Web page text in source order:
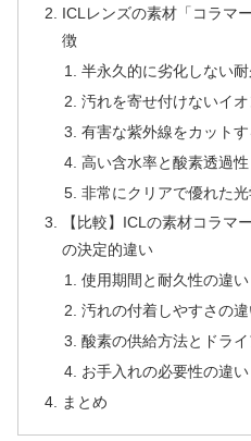
ICLレンズの素材「コラマ
徴
半永久的に劣化しない
汚れを寄せ付けないイ
有害な紫外線をカット
高い含水率と酸素透過性
非常にクリアで優れた
【比較】ICLの素材コラマ
の決定的違い
使用期間と耐久性の違い
汚れの付着しやすさの
酸素の供給方法とドラ
お手入れの必要性の違い
まとめ